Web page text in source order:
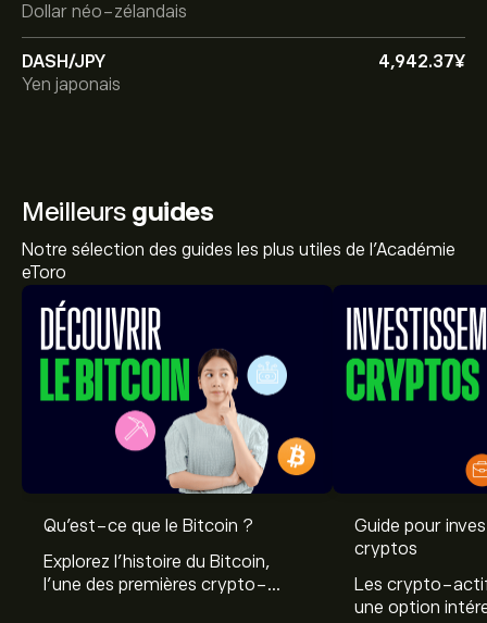
Dollar néo-zélandais
DASH/JPY
4,942.37‎¥‎
Yen japonais
Meilleurs guides
Notre sélection des guides les plus utiles de l'Académie
eToro
Qu’est-ce que le Bitcoin ?
Explorez l’histoire du Bitcoin,
l’une des premières crypto-
Guide pour
cryptos
Les crypto-
une option